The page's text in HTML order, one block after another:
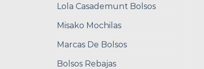
Lola Casademunt Bolsos
Misako Mochilas
Marcas De Bolsos
Bolsos Rebajas